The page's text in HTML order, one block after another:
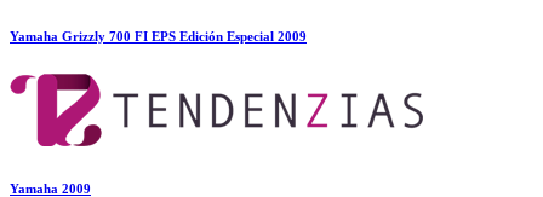
Yamaha Grizzly 700 FI EPS Edición Especial 2009
Yamaha 2009